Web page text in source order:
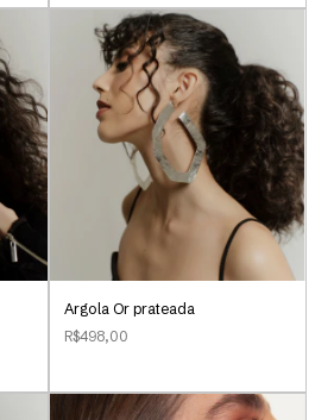
Argola Or prateada
R$498,00